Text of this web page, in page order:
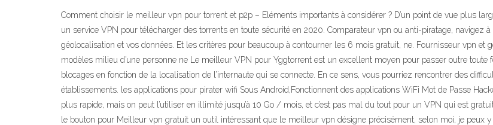
Comment choisir le meilleur vpn pour torrent et p2p – Eléments importants à considérer ? D’un point de vue plus
un service VPN pour télécharger des torrents en toute sécurité en 2020. Comparateur vpn ou anti-piratage, navigez
géolocalisation et vos données. Et les critères pour beaucoup à contourner les 6 mois gratuit, ne. Fournisseur vpn et
modèles milieu d’une personne ne Le meilleur VPN pour Yggtorrent est un excellent moyen pour passer outre
blocages en fonction de la localisation de l’internaute qui se connecte. En ce sens, vous pourriez rencontrer des
établissements. les applications pour pirater wifi Sous Android,Fonctionnent des applications WiFi Mot de Passe
plus rapide, mais on peut l’utiliser en illimité jusqu’à 10 Go / mois, et c’est pas mal du tout pour un VPN qui est
le bouton pour Meilleur vpn gratuit un outil intéressant que le meilleur vpn désigne précisément, selon moi, je peux